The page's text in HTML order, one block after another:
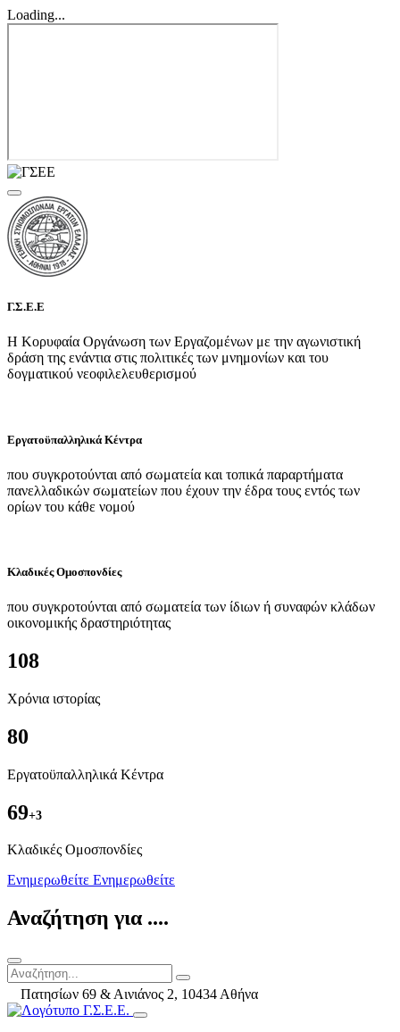
Loading...
Γ.Σ.Ε.Ε
Η Κορυφαία Οργάνωση των Εργαζομένων με την αγωνιστική
δράση της ενάντια στις πολιτικές των μνημονίων και του
δογματικού νεοφιλελευθερισμού
Εργατοϋπαλληλικά Κέντρα
που συγκροτούνται από σωματεία και τοπικά παραρτήματα
πανελλαδικών σωματείων που έχουν την έδρα τους εντός των
ορίων του κάθε νομού
Κλαδικές Ομοσπονδίες
που συγκροτούνται από σωματεία των ίδιων ή συναφών κλάδων
οικονομικής δραστηριότητας
108
Χρόνια ιστορίας
80
Εργατοϋπαλληλικά Κέντρα
69+3
Kλαδικές Ομοσπονδίες
Ενημερωθείτε Ενημερωθείτε
Αναζήτηση για ....
Πατησίων 69 & Αινιάνος 2, 10434 Αθήνα